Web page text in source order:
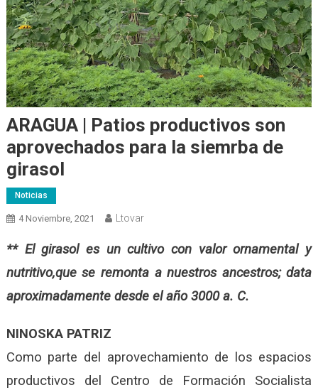
ARAGUA | Patios productivos son
aprovechados para la siemrba de
girasol
Noticias
4 Noviembre, 2021 Ltovar
** El girasol es un cultivo con valor ornamental y
nutritivo,que se remonta a nuestros ancestros; data
aproximadamente desde el año 3000 a. C.
NINOSKA PATRIZ
Como parte del aprovechamiento de los espacios
productivos del Centro de Formación Socialista